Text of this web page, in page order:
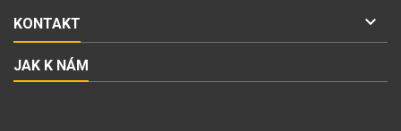
KONTAKT 
JAK K NÁM